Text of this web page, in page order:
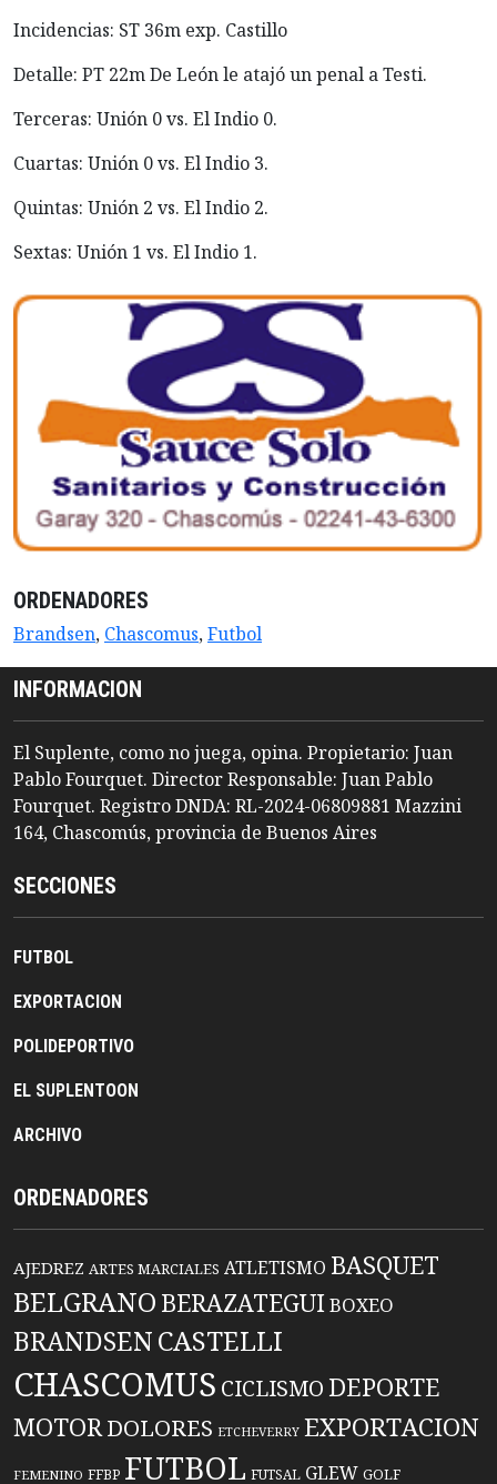
Incidencias: ST 36m exp. Castillo
Detalle: PT 22m De León le atajó un penal a Testi.
Terceras: Unión 0 vs. El Indio 0.
Cuartas: Unión 0 vs. El Indio 3.
Quintas: Unión 2 vs. El Indio 2.
Sextas: Unión 1 vs. El Indio 1.
ORDENADORES
Brandsen, Chascomus,Futbol
INFORMACION
El Suplente, como no juega, opina. Propietario: Juan
Pablo Fourquet. Director Responsable: Juan Pablo
Fourquet. Registro DNDA: RL-2024-06809881 Mazzini
164, Chascomús, provincia de Buenos Aires
SECCIONES
FUTBOL
EXPORTACION
POLIDEPORTIVO
EL SUPLENTOON
ARCHIVO
ORDENADORES
AJEDREZ ARTES MARCIALES ATLETISMO BASQUET
BELGRANO BERAZATEGUIBOXEO
BRANDSENCASTELLI
CHASCOMUS CICLISMO DEPORTE
MOTORDOLORES ETCHEVERRY EXPORTACION
FEMENINO FFBP FUTBOL FUTSAL GLEW GOLF